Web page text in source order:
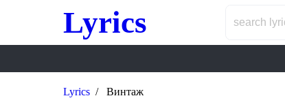
Lyrics
Lyrics Винтаж